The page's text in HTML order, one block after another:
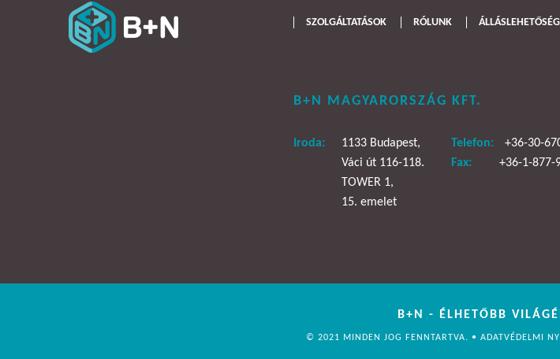
SZOLGÁLTATÁSOK RÓLUNK ÁLLÁSLEHETŐSÉG
B+N MAGYARORSZÁG KFT.
Iroda:
1133 Budapest,
Váci út 116-118.
TOWER 1,
15. emelet
Telefon:
+36-30-
Fax:
+36-1-877-
B+N - ÉLHETŐBB
© 2021 MINDEN JOG FENNTARTVA. • ADATVÉDELMI